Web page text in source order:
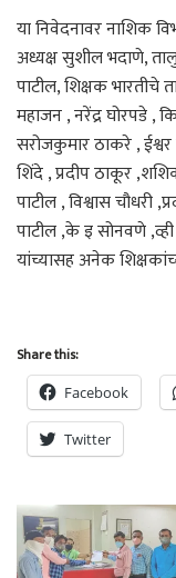
या निवेदनावर नाशिक
अध्यक्ष सुशील भदाणे,
पाटील, शिक्षक भारतीचे
महाजन , नरेंद्र घोरपडे ,
सरोजकुमार ठाकरे ,
शिंदे , प्रदीप ठाकूर
पाटील , विश्वास
पाटील ,के इ सोनवणे
यांच्यासह अनेक
Share this:
Facebook
Twitter